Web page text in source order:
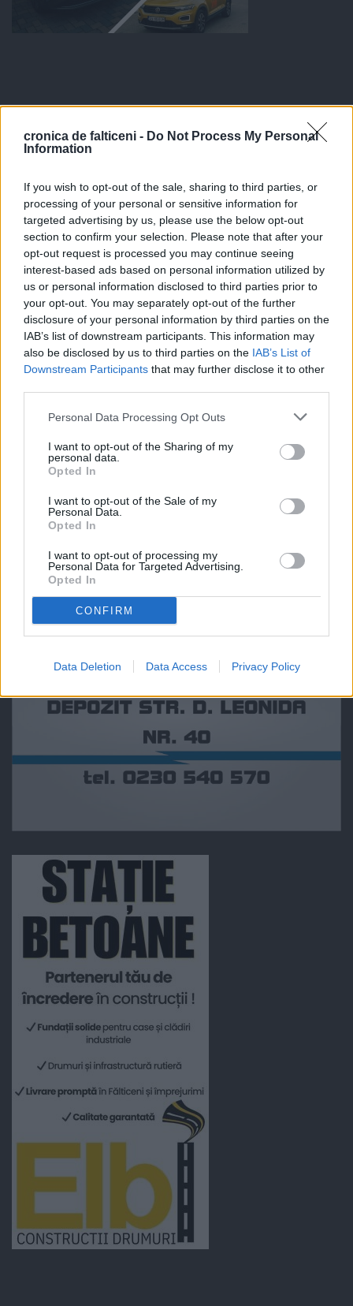
cronica de falticeni - Do Not Process My Personal
Information
If you wish to opt-out of the sale, sharing to third parties, or
processing of your personal or sensitive information for
targeted advertising by us, please use the below opt-out
section to confirm your selection. Please note that after your
opt-out request is processed you may continue seeing
interest-based ads based on personal information utilized by
us or personal information disclosed to third parties prior to
your opt-out. You may separately opt-out of the further
disclosure of your personal information by third parties on the
IAB’s list of downstream participants. This information may
also be disclosed by us to third parties on the IAB’s List of
Downstream Participants that may further disclose it to other
Personal Data Processing Opt Outs
I want to opt-out of the Sharing of my
personal data.
Opted In
I want to opt-out of the Sale of my
Personal Data.
Opted In
I want to opt-out of processing my
Personal Data for Targeted Advertising.
Opted In
CONFIRM
Data Deletion Data Access Privacy Policy